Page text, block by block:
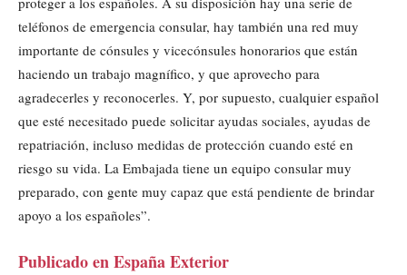
teléfonos de emergencia consular, hay también una red muy
importante de cónsules y vicecónsules honorarios que están
haciendo un trabajo magnífico, y que aprovecho para
agradecerles y reconocerles. Y, por supuesto, cualquier español
que esté necesitado puede solicitar ayudas sociales, ayudas de
repatriación, incluso medidas de protección cuando esté en
riesgo su vida. La Embajada tiene un equipo consular muy
preparado, con gente muy capaz que está pendiente de brindar
apoyo a los españoles”.
Publicado en España Exterior